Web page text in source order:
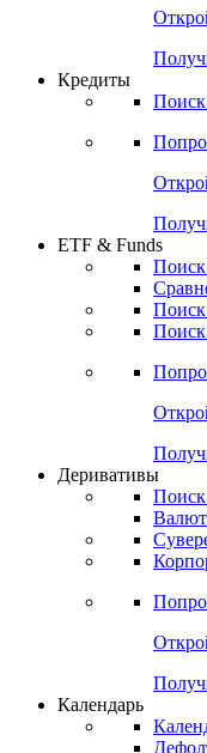
Поиск
ETF & Funds
Поиск
Деривативы